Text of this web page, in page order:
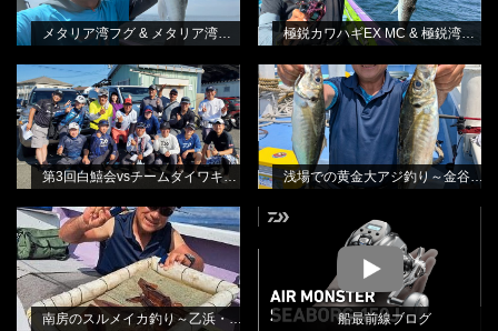
メタリア湾フグ & メタリア湾フグ-S 極鋭カワハギEX MC & 極鋭湾フグ EX
第3回白鱚会vsチームダイワキス釣り
懇親会
林良一
BLOG
第3回白鱚会vsチームダイワキス釣り懇親会
浅場での黄金大アジ釣り～金谷・光
進丸さんから
田渕雅生
BLOG
南房のスルメイカ釣り～乙浜・しま
や丸さんから
田渕雅生
BLOG
南房のスルメイカ釣り～乙浜・しまや丸さんから
MOVIE
船最前線ブログ